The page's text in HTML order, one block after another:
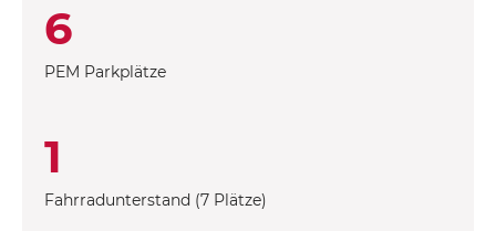
6
PEM Parkplätze
1
Fahrradunterstand (7 Plätze)